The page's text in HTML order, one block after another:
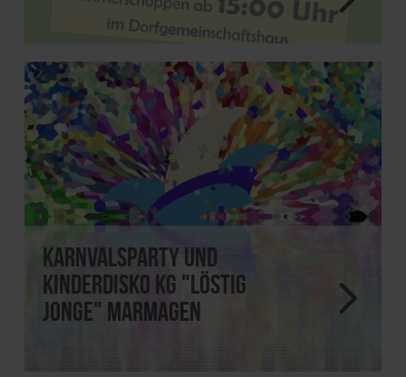
Karnvalsparty und
Kinderdisko KG "Löstig
Jonge" Marmagen